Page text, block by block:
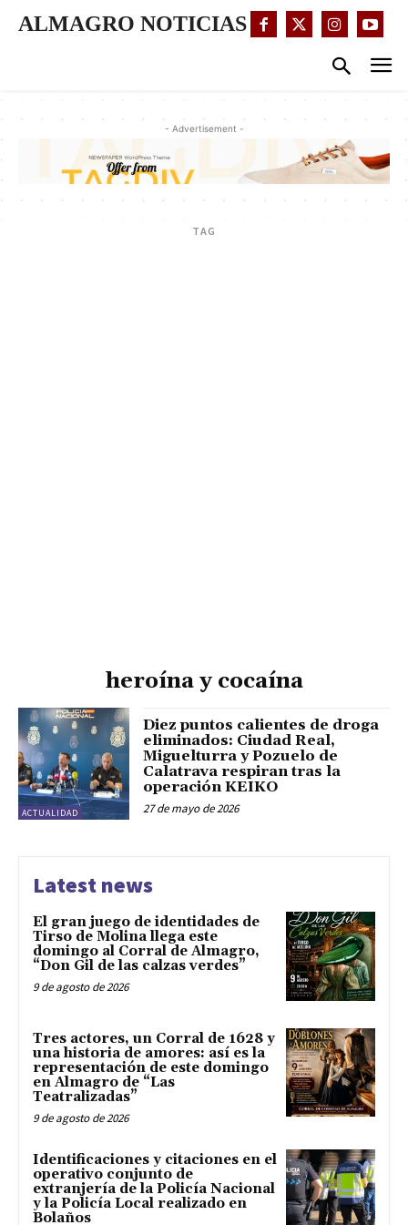
ALMAGRO NOTICIAS
- Advertisement -
TAG
heroína y cocaína
ACTUALIDAD
Diez puntos calientes de droga
eliminados: Ciudad Real,
Miguelturra y Pozuelo de
Calatrava respiran tras la
operación KEIKO
27 de mayo de 2026
Latest news
El gran juego de identidades de
Tirso de Molina llega este
domingo al Corral de Almagro,
“Don Gil de las calzas verdes”
9 de agosto de 2026
Tres actores, un Corral de 1628 y
una historia de amores: así es la
representación de este domingo
en Almagro de “Las
Teatralizadas”
9 de agosto de 2026
Identificaciones y citaciones en el
operativo conjunto de
extranjería de la Policía Nacional
y la Policía Local realizado en
Bolaños